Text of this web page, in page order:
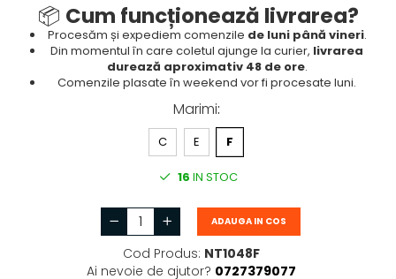
📦 Cum funcționează livrarea?
Procesăm și expediem comenzile de luni până vineri.
Din momentul în care coletul ajunge la curier, livrarea
durează aproximativ 48 de ore.
Comenzile plasate în weekend vor fi procesate luni.
Marimi:
C E F
16 IN STOC
ADAUGA IN COS
Cod Produs: NT1048F
Ai nevoie de ajutor? 0727379077